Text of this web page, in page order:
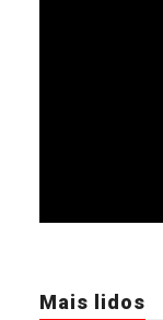
Mais lidos